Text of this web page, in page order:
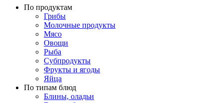
По продуктам
Грибы
Молочные продукты
Мясо
Овощи
Рыба
Субпродукты
Фрукты и ягоды
Яйца
По типам блюд
Блины, оладьи